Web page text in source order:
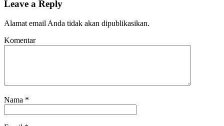
Leave a Reply
Alamat email Anda tidak akan dipublikasikan.
Komentar
Nama *